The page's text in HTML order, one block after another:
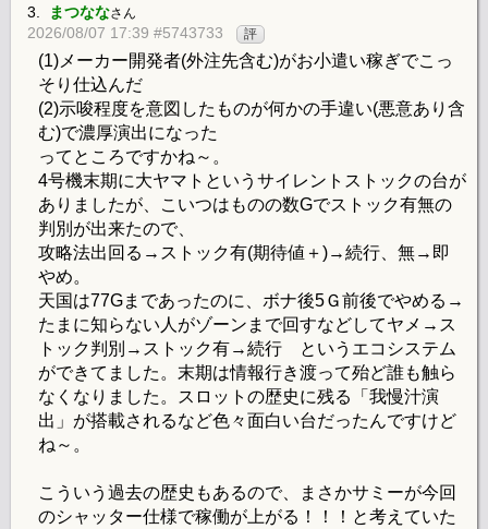
3. まつななさん
2026/08/07 17:39 #5743733 評
(1)メーカー開発者(外注先含む)がお小遣い稼ぎでこっ
そり仕込んだ
(2)示唆程度を意図したものが何かの手違い(悪意あり含
む)で濃厚演出になった
ってところですかね～。
4号機末期に大ヤマトというサイレントストックの台が
ありましたが、こいつはものの数Gでストック有無の
判別が出来たので、
攻略法出回る→ストック有(期待値＋)→続行、無→即
やめ。
天国は77Gまであったのに、ボナ後5Ｇ前後でやめる→
たまに知らない人がゾーンまで回すなどしてヤメ→ス
トック判別→ストック有→続行 というエコシステム
ができてました。末期は情報行き渡って殆ど誰も触ら
なくなりました。スロットの歴史に残る「我慢汁演
出」が搭載されるなど色々面白い台だったんですけど
ね～。
こういう過去の歴史もあるので、まさかサミーが今回
のシャッター仕様で稼働が上がる！！！と考えていた